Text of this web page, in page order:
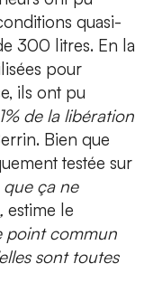
quasi-
300 litres. En la
pour
ils ont pu
de la libération
Bien que
testée sur
que ça ne
estime le
point commun
sont toutes